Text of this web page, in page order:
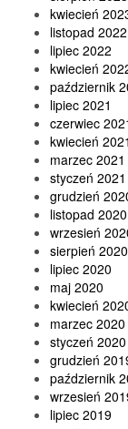
kwiecień
listopad 2022
lipiec 2022
kwiecień
październik
lipiec 2021
czerwiec
kwiecień 2021
marzec 2021
styczeń 2021
grudzień
listopad 2020
wrzesień
sierpień 2020
lipiec 2020
maj 2020
kwiecień
marzec 2020
styczeń 2020
grudzień
październik
wrzesień
lipiec 2019